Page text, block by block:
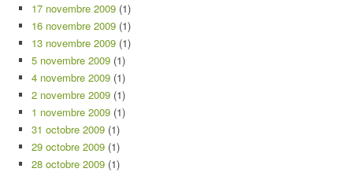
17 novembre 2009 (1)
16 novembre 2009 (1)
13 novembre 2009 (1)
5 novembre 2009 (1)
4 novembre 2009 (1)
2 novembre 2009 (1)
1 novembre 2009 (1)
31 octobre 2009 (1)
29 octobre 2009 (1)
28 octobre 2009 (1)